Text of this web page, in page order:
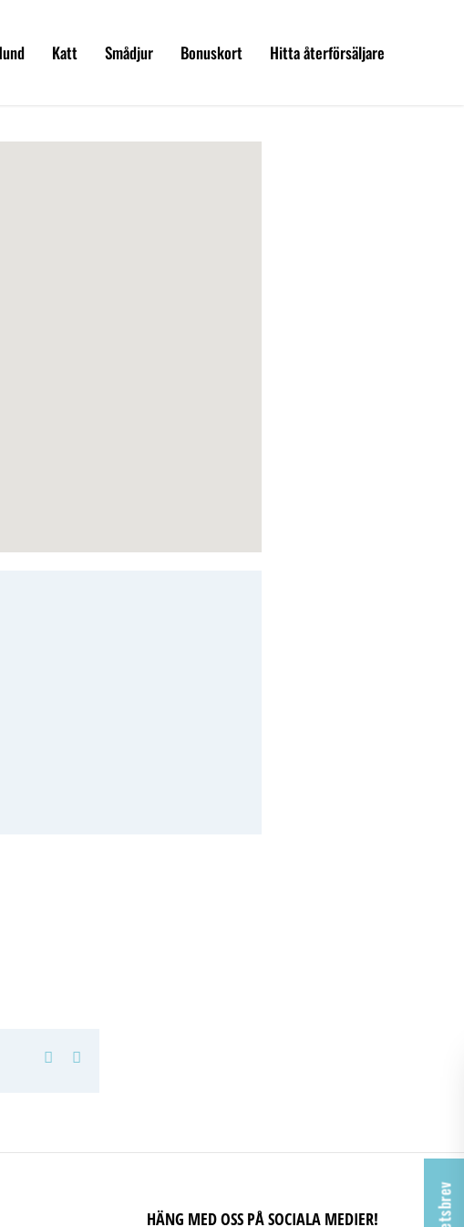
Katt Smådjur Bonuskort Hitta återförsäljare
Facebook
Pinterest
HÄNG MED OSS PÅ SOCIALA MEDIER!